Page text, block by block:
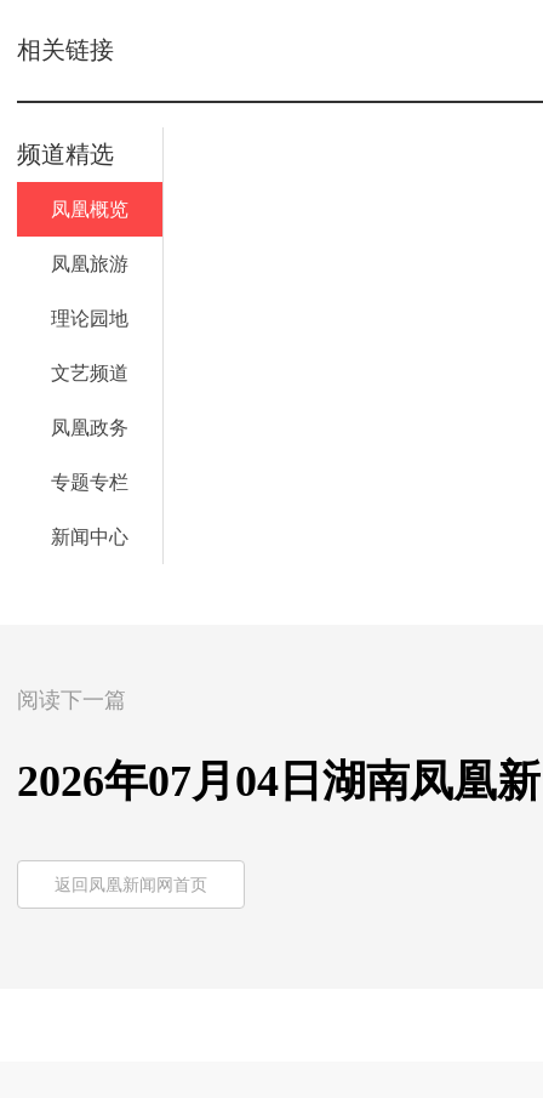
相关链接
频道精选
凤凰概览
凤凰旅游
理论园地
文艺频道
凤凰政务
专题专栏
新闻中心
阅读下一篇
2026年07月04日湖南凤凰
返回凤凰新闻网首页